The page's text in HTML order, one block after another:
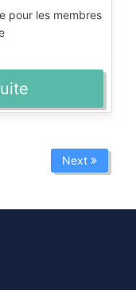
pour les membres
Next